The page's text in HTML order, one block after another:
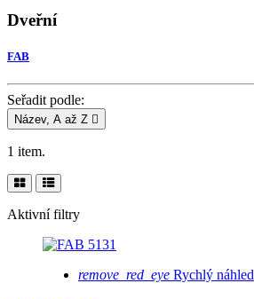
Dveřní
FAB
Seřadit podle:
Název, A až Z 
1 item.
Aktivní filtry
remove_red_eye Rychlý náhled